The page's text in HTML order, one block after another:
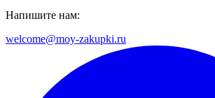
Напишите нам:
welcome@moy-zakupki.ru